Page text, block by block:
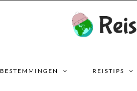
BESTEMMINGEN REISTIPS